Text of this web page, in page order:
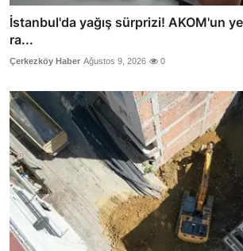
İstanbul'da yağış sürprizi! AKOM'un
ra...
Çerkezköy Haber Ağustos 9, 2026 0